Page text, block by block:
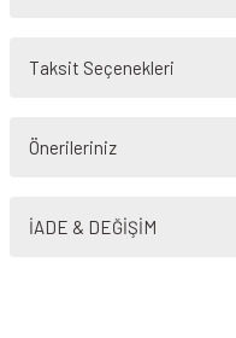
Taksit Seçenekleri
Önerileriniz
yetersiz gördüğünüz noktaları
İADE & DEĞİŞİM